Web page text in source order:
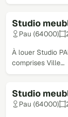
Studio
Pau (64000)
À louer Studio
comprises Ville…
Studio
Pau (64000)